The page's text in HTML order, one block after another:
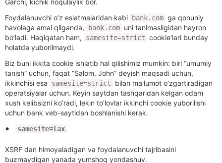
Garchi, kichik noqulaylik bor.
Foydalanuvchi o’z eslatmalaridan kabi
bank.com ga qonuniy
havolaga amal qilganda,
bank.com uni tanimasligidan hayron
bo’ladi. Haqiqatan ham,
samesite=strict cookie’lari bunday
holatda yuborilmaydi.
Biz buni ikkita cookie ishlatib hal qilishimiz mumkin: biri “umumiy
tanish” uchun, faqat “Salom, John” deyish maqsadi uchun,
ikkinchisi esa
samesite=strict
bilan ma’lumot o’zgartiradigan
operatsiyalar uchun. Keyin saytdan tashqaridan kelgan odam
xush kelibsizni ko’radi, lekin to’lovlar ikkinchi cookie yuborilishi
uchun bank veb-saytidan boshlanishi kerak.
samesite=lax
XSRF dan himoyaladigan va foydalanuvchi tajribasini
buzmaydigan yanada yumshoq yondashuv.